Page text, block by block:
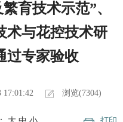
育技术示范”、
术与花控技术研
过专家验收
17:01:42
浏览(7304)